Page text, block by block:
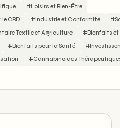
#Loisirs et Bien-Être
CBD
#Industrie et Conformité
Textile et Agriculture
#Bienfaits et
#Bienfaits pour la Santé
#Cannabinoïdes